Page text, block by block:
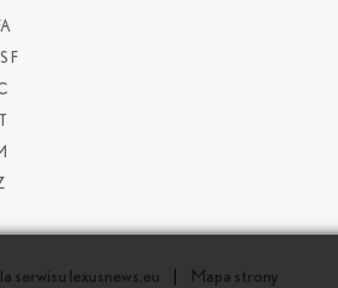
F
serwisu lexusnews.eu Mapa strony